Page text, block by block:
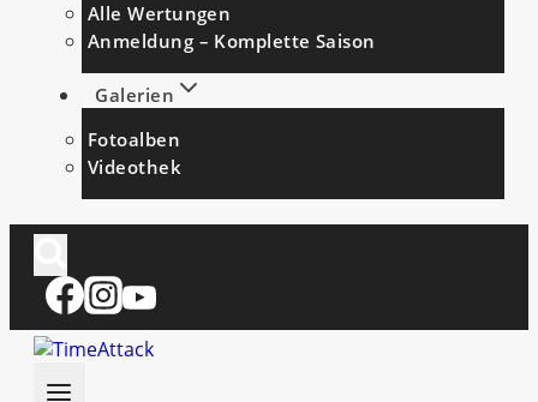
Alle Wertungen
Anmeldung – Komplette Saison
Galerien
Fotoalben
Videothek